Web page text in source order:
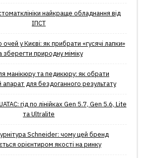
найкраще обладнання від
ІПСТ
у Києві: як прибрати «гусячі лапки»
зберегти природну міміку
манікюру та педикюру: як обрати
для бездоганного результату
гід по лінійках Gen 5.7, Gen 5.6, Lite
та Ultralite
Schneider: чому цей бренд
орієнтиром якості на ринку